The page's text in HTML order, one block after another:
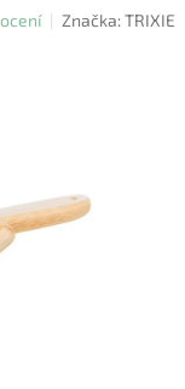
Značka:TRIXIE